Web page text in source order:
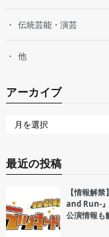
伝統芸能・演芸
他
アーカイブ
最近の投稿
【情報解
and Run-
公演情報も